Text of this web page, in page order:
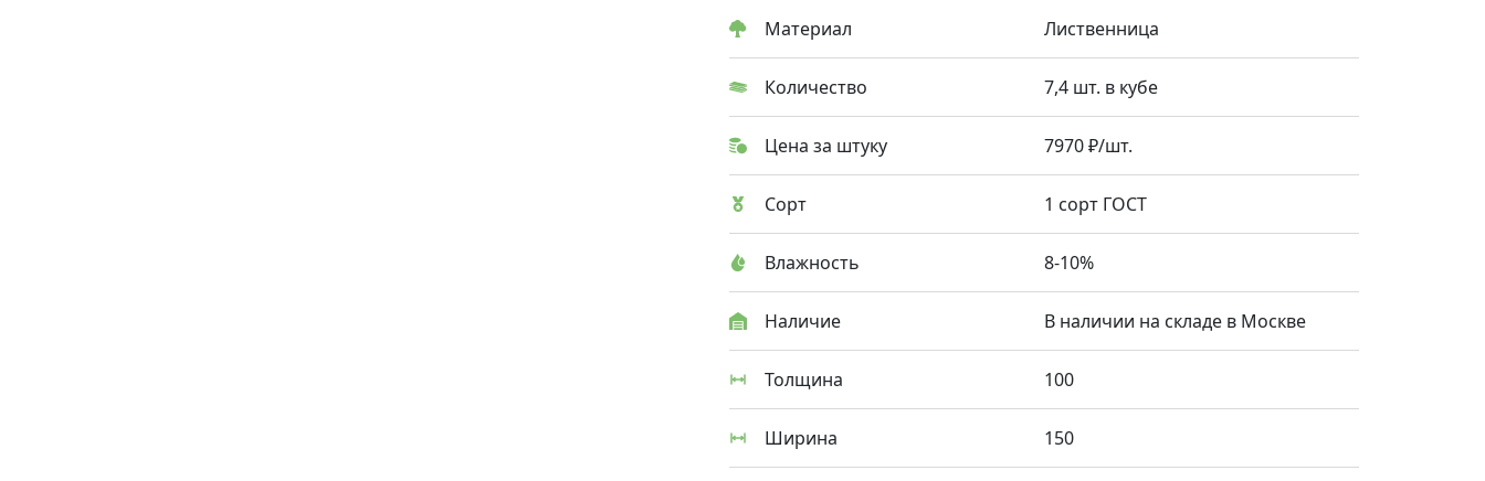
Материал Лиственница
Количество 7,4 шт. в кубе
Цена за штуку 7970 ₽/шт.
Сорт 1 сорт ГОСТ
Влажность 8-10%
Наличие В наличии на складе в Москве
Толщина 100
Ширина 150